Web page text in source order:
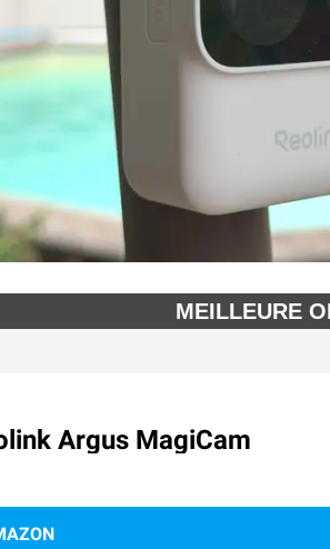
MEILLEURE
Argus MagiCam